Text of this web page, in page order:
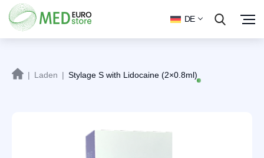
DE
| Laden | Stylage S with Lidocaine (2×0.8ml)